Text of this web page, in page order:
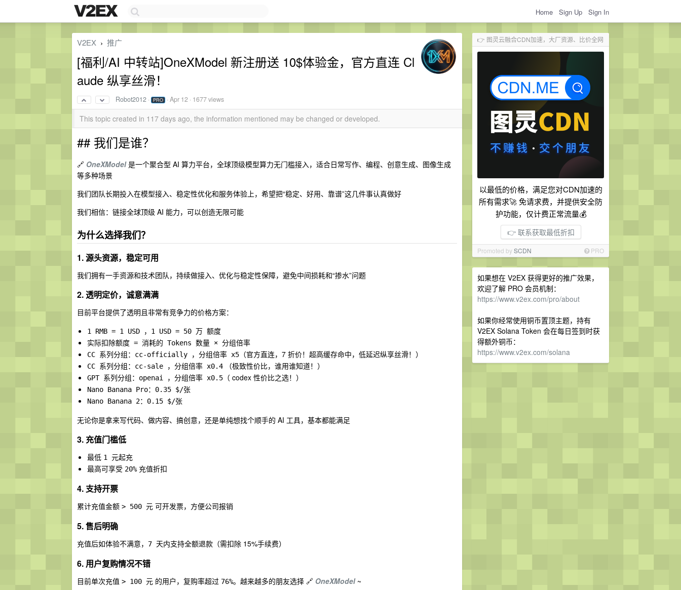
Home Sign Up Sign In
👉 图灵云融合CDN加速，大厂资源、比价全网
以最低的价格，满足您对CDN加速的
所有需求🚀 免请求费，并提供安全防
护功能，仅计费正常流量💰
👉 联系获取最低折扣
Promoted bySCDN PRO
如果想在 V2EX 获得更好的推广效果，
欢迎了解 PRO 会员机制：
https://www.v2ex.com/pro/about
如果你经常使用铜币置顶主题，持有
V2EX Solana Token 会在每日签到时获
得额外铜币：
https://www.v2ex.com/solana
V2EX › 推广
[福利/AI 中转站]OneXModel 新注册送 10$体验金，官方直连 Cl
aude 纵享丝滑！
Robot2012 · PRO ·Apr 12 · 1677 views
This topic created in 117 days ago, the information mentioned may be changed or developed.
## 我们是谁？
🔗 OneXModel是一个聚合型 AI 算力平台，全球顶级模型算力无门槛接入，适合日常写作、编程、创意生成、图像生成
等多种场景
我们团队长期投入在模型接入、稳定性优化和服务体验上，希望把“稳定、好用、靠谱”这几件事认真做好
我们相信：链接全球顶级 AI 能力，可以创造无限可能
为什么选择我们？
1. 源头资源，稳定可用
我们拥有一手资源和技术团队，持续做接入、优化与稳定性保障，避免中间损耗和“掺水”问题
2. 透明定价，诚意满满
目前平台提供了透明且非常有竞争力的价格方案：
1 RMB = 1 USD ，1 USD = 50 万 额度
实际扣除额度 = 消耗的 Tokens 数量 × 分组倍率
CC 系列分组：cc-officially ，分组倍率 x5 （官方直连，7 折价！超高缓存命中，低延迟纵享丝滑！）
CC 系列分组：cc-sale ，分组倍率 x0.4 （极致性价比，谁用谁知道！）
GPT 系列分组：openai ，分组倍率 x0.5 （ codex 性价比之选！）
Nano Banana Pro：0.35 $/张
Nano Banana 2：0.15 $/张
无论你是拿来写代码、做内容、搞创意，还是单纯想找个顺手的 AI 工具，基本都能满足
3. 充值门槛低
最低 1 元起充
最高可享受 20%充值折扣
4. 支持开票
累计充值金额 > 500 元 可开发票，方便公司报销
5. 售后明确
充值后如体验不满意， 7 天内支持全额退款 （需扣除 15%手续费）
6. 用户复购情况不错
目前单次充值 > 100 元 的用户，复购率超过 76%。越来越多的朋友选择 🔗 OneXModel~